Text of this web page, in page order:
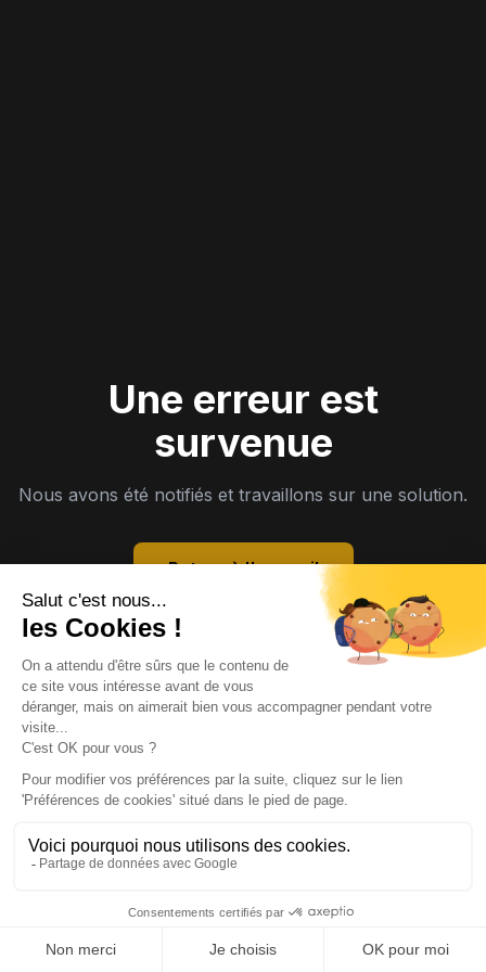
Une erreur est
survenue
Nous avons été notifiés et travaillons sur une solution.
Retour à l'accueil